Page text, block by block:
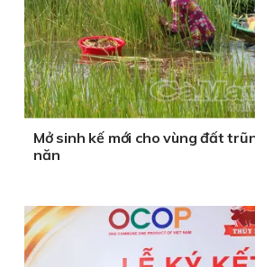
Mở sinh kế mới cho vùng đất
năn